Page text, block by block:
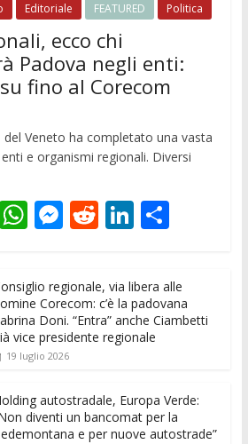
Editoriale FEATURED Politica
ecco chi
Padova negli enti:
fino al Corecom
del Veneto ha completato una vasta
e organismi regionali. Diversi
W
at
s
A
p
M
e
n
g
R
di
t
Li
k
e
dI
C
n
di
vi
regionale, via libera alle
Corecom: c’è la padovana
Doni. “Entra” anche Ciambetti
vice presidente regionale
19 luglio 2026
autostradale, Europa Verde:
diventi un bancomat per la
e per nuove autostrade”